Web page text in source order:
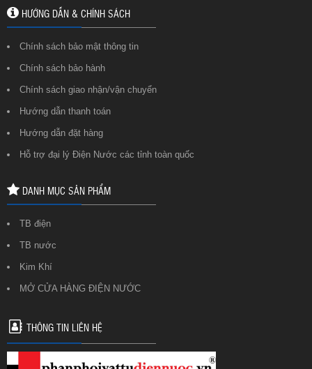
HƯỚNG DẪN & CHÍNH SÁCH
Chính sách bảo mật thông tin
Chính sách bảo hành
Chính sách giao nhận/vận chuyển
Hướng dẫn thanh toán
Hướng dẫn đặt hàng
Hỗ trợ đại lý Điện Nước các tỉnh toàn quốc
DANH MỤC SẢN PHẨM
TB điện
TB nước
Kim Khí
MỞ CỬA HÀNG ĐIỆN NƯỚC
THÔNG TIN LIÊN HỆ